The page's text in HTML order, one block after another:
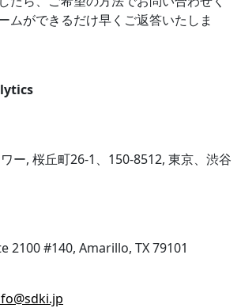
ムができるだけ早くご返答いたしま
ー, 桜丘町26-1、150-8512, 東京、渋谷
2100 #140, Amarillo, TX 79101